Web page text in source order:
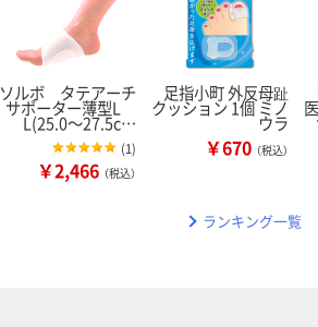
ソルボ タテアーチ
サポーター薄型L
L(25.0～27.5c…
(1)
￥2,466 （税込）
足指小町 外反母趾
クッション 1個 ミノ
ウラ
￥670 （税込）
ランキング一覧